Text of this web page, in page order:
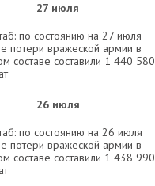
27 июля
по состоянию на 27 июля
потери вражеской армии в
составе составили 1 440 580
26 июля
по состоянию на 26 июля
потери вражеской армии в
составе составили 1 438 990